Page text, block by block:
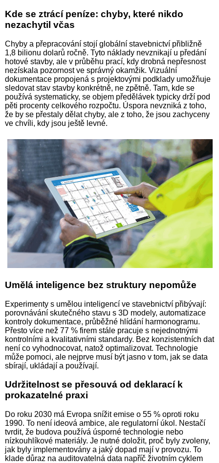
Kde se ztrácí peníze: chyby, které nikdo
nezachytil včas
Chyby a přepracování stojí globální stavebnictví přibližně
1,8 bilionu dolarů ročně. Tyto náklady nevznikají u předání
hotové stavby, ale v průběhu prací, kdy drobná nepřesnost
nezískala pozornost ve správný okamžik. Vizuální
dokumentace propojená s projektovými podklady umožňuje
sledovat stav stavby konkrétně, ne zpětně. Tam, kde se
používá systematicky, se objem předělávek typicky drží pod
pěti procenty celkového rozpočtu. Úspora nevzniká z toho,
že by se přestaly dělat chyby, ale z toho, že jsou zachyceny
ve chvíli, kdy jsou ještě levné.
Umělá inteligence bez struktury nepomůže
Experimenty s umělou inteligencí ve stavebnictví přibývají:
porovnávání skutečného stavu s 3D modely, automatizace
kontroly dokumentace, průběžné hlídání harmonogramu.
Přesto více než 77 % firem stále pracuje s nejednotnými
kontrolními a kvalitativními standardy. Bez konzistentních dat
není co vyhodnocovat, natož optimalizovat. Technologie
může pomoci, ale nejprve musí být jasno v tom, jak se data
sbírají, ukládají a používají.
Udržitelnost se přesouvá od deklarací k
prokazatelné praxi
Do roku 2030 má Evropa snížit emise o 55 % oproti roku
1990. To není ideová ambice, ale regulatorní úkol. Nestačí
tvrdit, že budova používá úsporné technologie nebo
nízkouhlíkové materiály. Je nutné doložit, proč byly zvoleny,
jak byly implementovány a jaký dopad mají v provozu. To
klade důraz na auditovatelná data napříč životním cyklem